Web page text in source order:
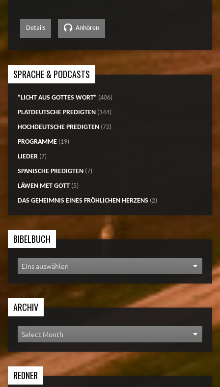
Details Anhören
SPRACHE & PODCASTS
"LICHT AUS GOTTES WORT" (406)
PLATDEUTSCHE PREDIGTEN(144)
HOCHDEUTSCHE PREDIGTEN(72)
PROGRAMME(19)
LIEDER(7)
SPANISCHE PREDIGTEN(7)
LÄWEN MET GOTT(5)
DAS GEHEIMNIS EINES FRÖHLICHEN HERZENS(2)
BIBELBUCH
ARCHIV
REDNER